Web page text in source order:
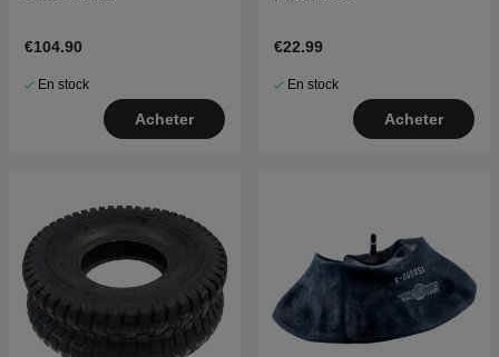
€104.90
En stock
Acheter
€22.99
En stock
Acheter